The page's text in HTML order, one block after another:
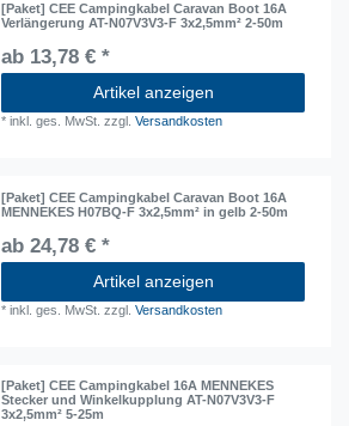
[Paket] CEE Campingkabel Caravan Boot 16A
Verlängerung AT-N07V3V3-F 3x2,5mm² 2-50m
ab 13,78 € *
Artikel anzeigen
*inkl. ges. MwSt. zzgl.Versandkosten
[Paket] CEE Campingkabel Caravan Boot 16A
MENNEKES H07BQ-F 3x2,5mm² in gelb 2-50m
ab 24,78 € *
Artikel anzeigen
*inkl. ges. MwSt. zzgl.Versandkosten
[Paket] CEE Campingkabel 16A MENNEKES
Stecker und Winkelkupplung AT-N07V3V3-F
3x2,5mm² 5-25m